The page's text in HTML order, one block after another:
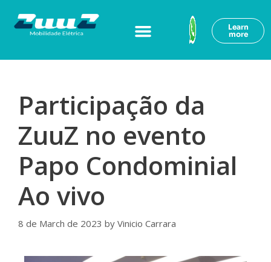
Learn
more
Participação da
ZuuZ no evento
Papo Condominial
Ao vivo
8 de March de 2023 by Vinicio Carrara